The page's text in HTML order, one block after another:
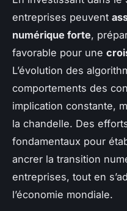
entreprises peuvent
numérique forte,
favorable pour une
L’évolution des
comportements des
implication constante,
la chandelle. Des
fondamentaux pour
ancrer la transition
entreprises, tout en
l’économie mondiale.